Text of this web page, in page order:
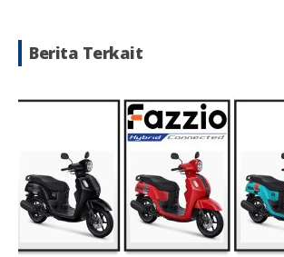
Berita Terkait